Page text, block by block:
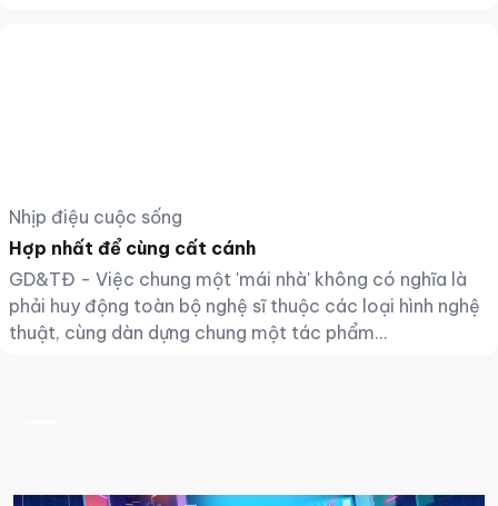
Nhịp điệu cuộc sống
Hợp nhất để cùng cất cánh
GD&TĐ - Việc chung một 'mái nhà' không có nghĩa là
phải huy động toàn bộ nghệ sĩ thuộc các loại hình nghệ
thuật, cùng dàn dựng chung một tác phẩm...